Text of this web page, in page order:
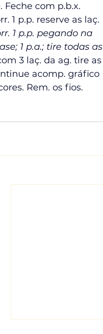
Feche com p.b.x.
1 p.p. reserve as laç.
1 p.p. pegando na
1 p.a.; tire todas as
3 laç. da ag. tire as
acomp. gráfico
Rem. os fios.